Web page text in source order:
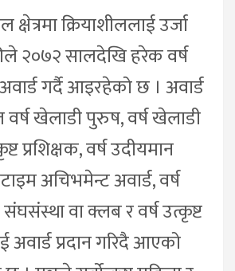
क्रियाशीललाई उर्जा
२०७२ सालदेखि हरेक वर्ष
गर्दै आइरहेको छ । अवार्ड
वर्ष खेलाडी पुरुष, वर्ष खेलाडी
प्रशिक्षक, वर्ष उदीयमान
अचिभमेन्ट अवार्ड, वर्ष
वा क्लब र वर्ष उत्कृष्ट
प्रदान गरिदै आएको